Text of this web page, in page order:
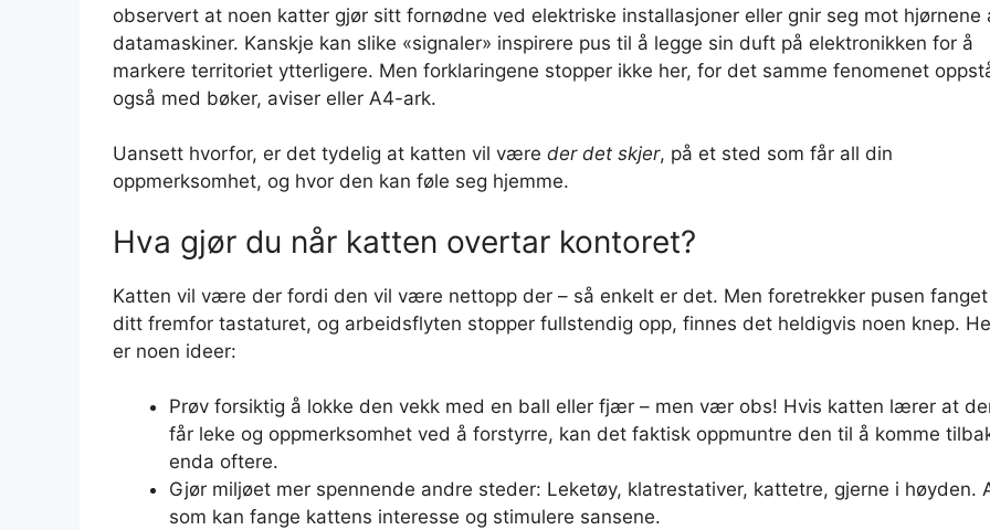
observert at noen katter gjør sitt fornødne ved elektriske installasjoner eller gnir seg mot hjørnene
datamaskiner. Kanskje kan slike «signaler» inspirere pus til å legge sin duft på elektronikken for å
markere territoriet ytterligere. Men forklaringene stopper ikke her, for det samme fenomenet
også med bøker, aviser eller A4-ark.
Uansett hvorfor, er det tydelig at katten vil være der det skjer, på et sted som får all din
oppmerksomhet, og hvor den kan føle seg hjemme.
Hva gjør du når katten overtar kontoret?
Katten vil være der fordi den vil være nettopp der – så enkelt er det. Men foretrekker pusen fanget
ditt fremfor tastaturet, og arbeidsflyten stopper fullstendig opp, finnes det heldigvis noen knep.
er noen ideer:
Prøv forsiktig å lokke den vekk med en ball eller fjær – men vær obs! Hvis katten lærer at
får leke og oppmerksomhet ved å forstyrre, kan det faktisk oppmuntre den til å komme
enda oftere.
Gjør miljøet mer spennende andre steder: Leketøy, klatrestativer, kattetre, gjerne i høyden.
som kan fange kattens interesse og stimulere sansene.